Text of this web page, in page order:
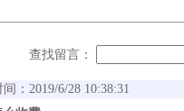
查找留言：
：2019/6/28 10:38:31